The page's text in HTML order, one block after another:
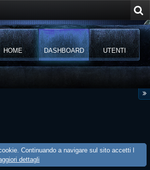
HOME DASHBOARD UTENTI
Continuando a navigare sul sito accetti l
dettagli